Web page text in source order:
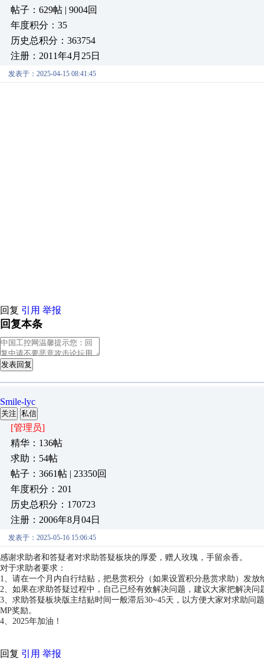
帖子：629帖 | 9004回
年度积分：35
历史总积分：363754
注册：2011年4月25日
发表于：2025-04-15 08:41:45
回复 引用 举报
回复本条
发表回复
Smile-lyc
关注 私信
[管理员]
精华：136帖
求助：54帖
帖子：3661帖 | 23350回
年度积分：201
历史总积分：170723
注册：2006年8月04日
发表于：2025-05-16 15:06:45
感谢求助者和答疑者对求助答疑板块的厚爱，赠人玫瑰，手留余香。
对于求助者要求：
1、请在一个月内自行结贴，把悬赏积分（如果设置积分悬赏求助）发放
2、如果在求助答疑过程中，自己已经有效解决问题，建议大家把解决
3、求助答疑板块版主结贴时间一般滞后30~45天，以方便大家对求助
MP奖励。
4、2025年加油！
回复 引用 举报